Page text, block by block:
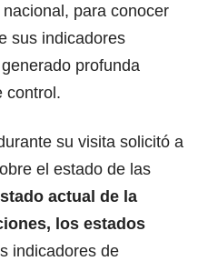
para conocer
sus indicadores
profunda
control.
su visita solicitó a
el estado de las
actual de la
los estados
indicadores de